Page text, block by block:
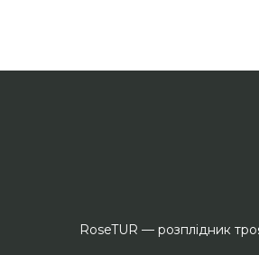
RoseTUR — розплідник